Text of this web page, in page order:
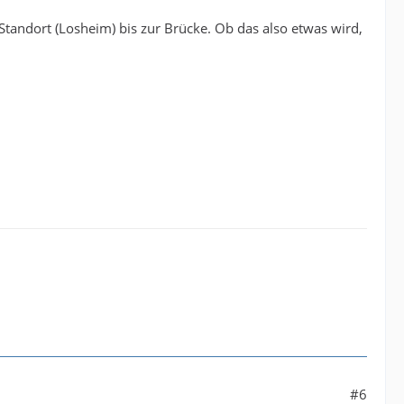
(Losheim) bis zur Brücke. Ob das also etwas wird,
#6